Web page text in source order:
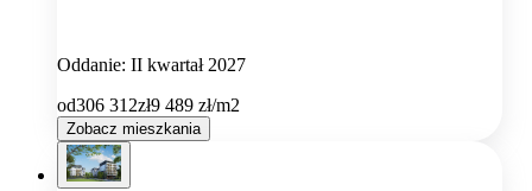
Oddanie: II kwartał 2027
od306 312zł9 489 zł/m2
Zobacz mieszkania